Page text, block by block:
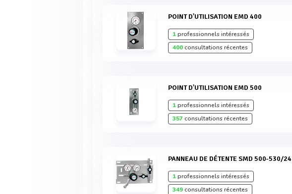
POINT D'UTILISATION EMD 400
1professionnels intéressés
400consultations récentes
POINT D'UTILISATION EMD 500
1professionnels intéressés
357consultations récentes
PANNEAU DE DÉTENTE SMD 500-530/24
1professionnels intéressés
349consultations récentes